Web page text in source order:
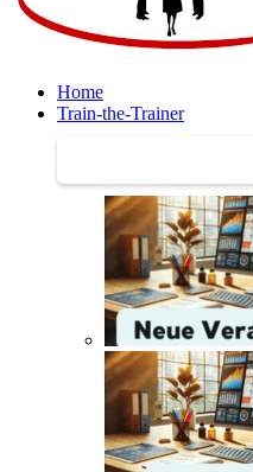
Home
Train-the-Trainer